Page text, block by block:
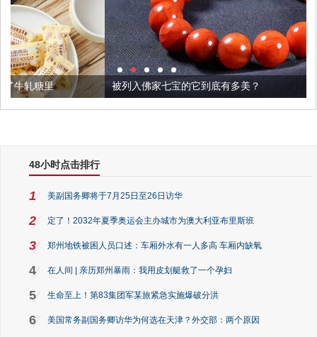
被列入佛家七宝的它到底有多美？
48小时点击排行
1 美副国务卿将于7月25日至26日访华
2 定了！2032年夏季奥运会主办城市为澳大利亚布里斯班
3 郑州地铁被困人员口述：车厢外水有一人多高 车厢内缺氧
4 在人间 | 亲历郑州暴雨：我用皮划艇救了一个孕妇
5 生命至上！第83集团军某旅紧急实施爆破分洪
6 美国常务副国务卿访华为何选在天津？外交部：两个原因